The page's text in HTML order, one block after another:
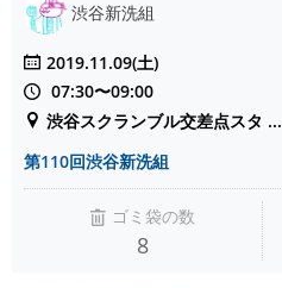
渋谷新洗組
2019.11.09(土)
07:30〜09:00
渋谷スクランブル交差点スタ ...
第110回渋谷新洗組
ゴミ袋の数
8